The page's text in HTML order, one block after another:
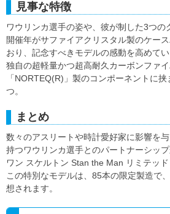
見事な特徴
ワウリンカ選手の姿や、彼が制した3つ
開催年がサファイアクリスタル製のケー
おり、記念すべきモデルの感動を高めて
独自の超軽量かつ超高耐久カーボンファ
「NORTEQ(R)」製のコンポーネントに
つ。
まとめ
数々のアスリートや時計愛好家に影響を
持つワウリンカ選手とのパートナーシッ
ワン スケルトン Stan the Man リミテッド
この特別なモデルは、85本の限定製造で
想されます。